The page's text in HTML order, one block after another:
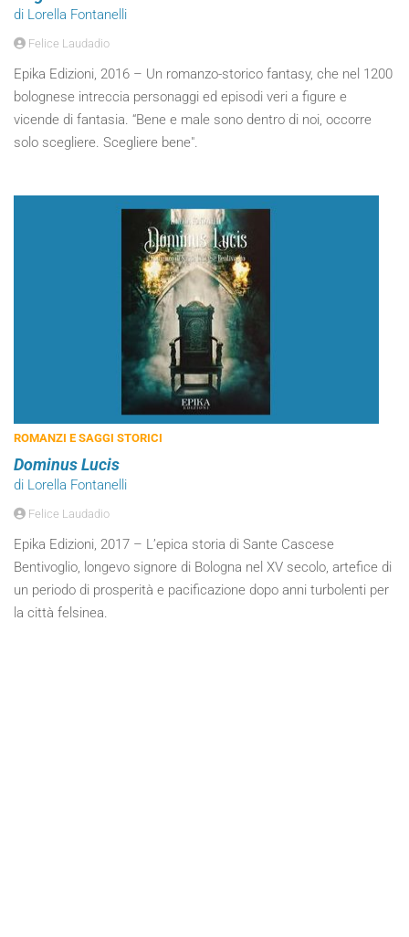
di Lorella Fontanelli
Felice Laudadio
Epika Edizioni, 2016 – Un romanzo-storico fantasy, che nel 1200
bolognese intreccia personaggi ed episodi veri a figure e
vicende di fantasia. “Bene e male sono dentro di noi, occorre
solo scegliere. Scegliere bene".
ROMANZI E SAGGI STORICI
Dominus Lucis
di Lorella Fontanelli
Felice Laudadio
Epika Edizioni, 2017 – L’epica storia di Sante Cascese
Bentivoglio, longevo signore di Bologna nel XV secolo, artefice di
un periodo di prosperità e pacificazione dopo anni turbolenti per
la città felsinea.